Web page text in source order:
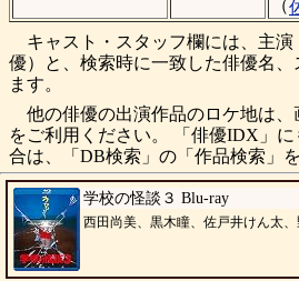
（
キャスト・スタッフ欄には、主演
優）と、検索時に一致した俳優名
ます。
他の俳優の出演作品のロケ地は、
をご利用ください。 「俳優IDX」
合は、「DB検索」の「作品検索」
学校の怪談３ Blu-ray
西田尚美、黒木瞳、佐戸井けん太